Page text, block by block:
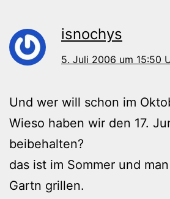
isnochys
5. Juli 2006 um 15:50
Und wer will schon im
Wieso haben wir den 17.
beibehalten?
das ist im Sommer und
Gartn grillen.